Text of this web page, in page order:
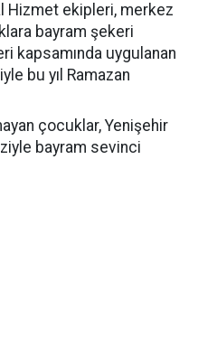
Hizmet ekipleri, merkez
bayram şekeri
kapsamında uygulanan
bu yıl Ramazan
çocuklar, Yenişehir
bayram sevinci